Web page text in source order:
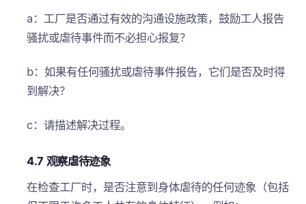
a：工厂是否通过有效的沟通设施政策，鼓励工人报告
骚扰或虐待事件而不必担心报复？
b：如果有任何骚扰或虐待事件报告，它们是否及时得
到解决？
c：请描述解决过程。
4.7 观察虐待迹象
在检查工厂时，是否注意到身体虐待的任何迹象（包括